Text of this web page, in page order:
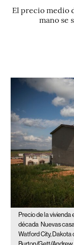
El precio medio
mano se
Precio de la vivienda
década Nuevas
Watford City, Dakota